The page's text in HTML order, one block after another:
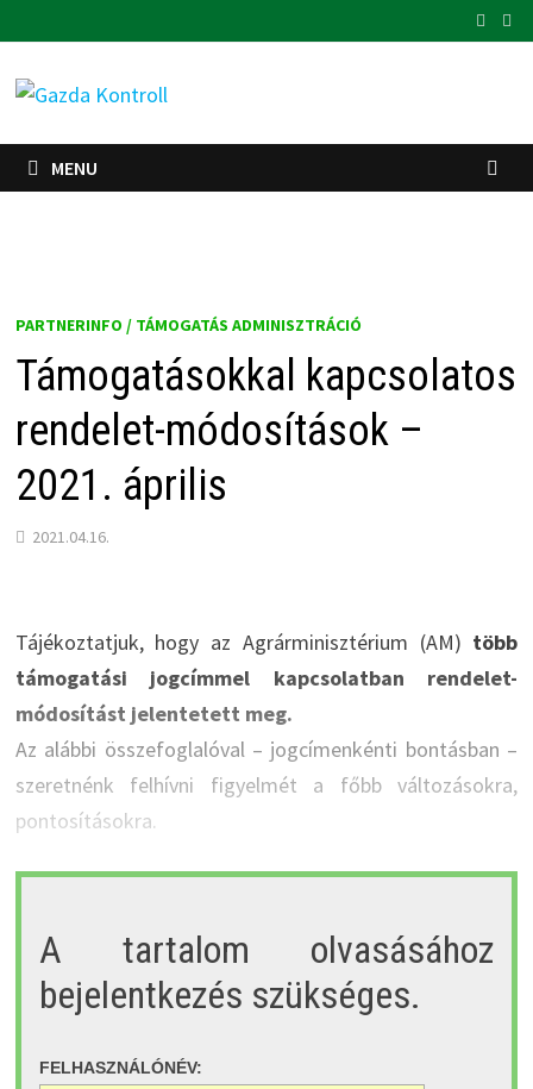
to
content
MENU
PARTNERINFO / TÁMOGATÁS ADMINISZTRÁCIÓ
Támogatásokkal kapcsolatos
rendelet-módosítások –
2021. április
2021.04.16.
Tájékoztatjuk, hogy az Agrárminisztérium (AM) több
támogatási jogcímmel kapcsolatban rendelet-
módosítást jelentetett meg.
Az alábbi összefoglalóval – jogcímenkénti bontásban –
szeretnénk felhívni figyelmét a főbb változásokra,
pontosításokra.
A tartalom olvasásához
bejelentkezés szükséges.
FELHASZNÁLÓNÉV: